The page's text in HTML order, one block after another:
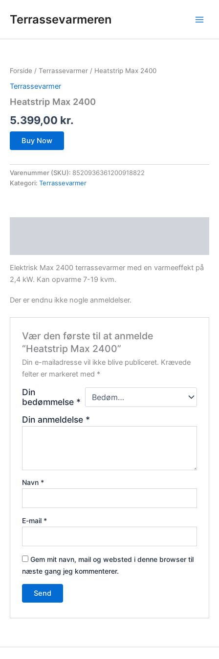
Terrassevarmeren
Forside / Terrassevarmer / Heatstrip Max 2400
Terrassevarmer
Heatstrip Max 2400
5.399,00 kr.
Buy Now
Varenummer (SKU): 8520936361200918822
Kategori: Terrassevarmer
Elektrisk Max 2400 terrassevarmer med en varmeeffekt på
2,4 kW. Kan opvarme 7-19 kvm.
Der er endnu ikke nogle anmeldelser.
Vær den første til at anmelde
“Heatstrip Max 2400”
Din e-mailadresse vil ikke blive publiceret. Krævede
felter er markeret med *
Din
bedømmelse *
Din anmeldelse *
Navn *
E-mail *
Gem mit navn, mail og websted i denne browser til
næste gang jeg kommenterer.